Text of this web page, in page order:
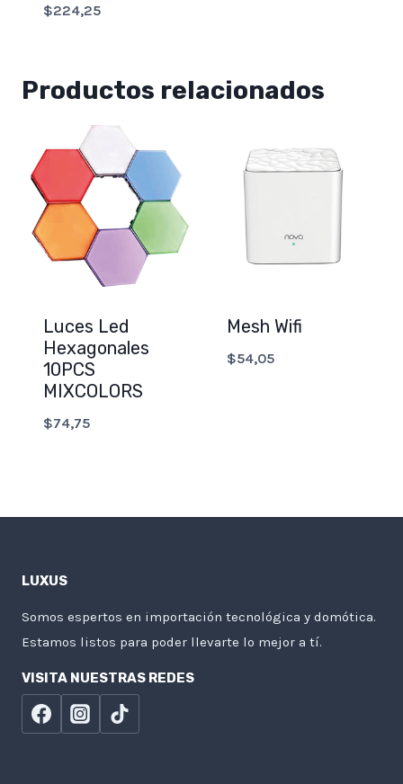
$224,25
Productos relacionados
Luces Led
Hexagonales
10PCS
MIXCOLORS
$74,75
Mesh Wifi
$54,05
LUXUS
Somos espertos en importación tecnológica y domótica.
Estamos listos para poder llevarte lo mejor a tí.
VISITA NUESTRAS REDES